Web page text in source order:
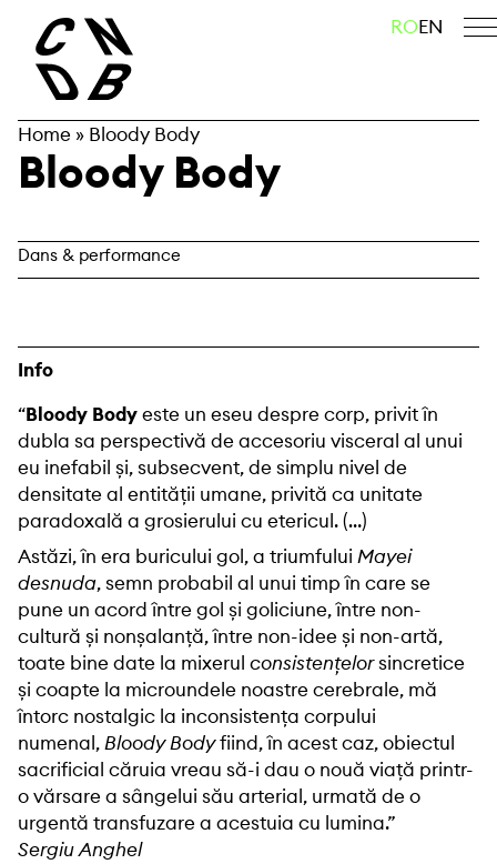
content
caută ROEN
Home » Bloody Body
Bloody Body
Dans & performance
Info
“Bloody Bodyeste un eseu despre corp, privit în
dubla sa perspectivă de accesoriu visceral al unui
eu inefabil și, subsecvent, de simplu nivel de
densitate al entității umane, privită ca unitate
paradoxală a grosierului cu etericul. (…)
Astăzi, în era buricului gol, a triumfului Mayei
desnuda, semn probabil al unui timp în care se
pune un acord între gol și goliciune, între non-
cultură și nonșalanță, între non-idee și non-artă,
toate bine date la mixerul consistențelorsincretice
și coapte la microundele noastre cerebrale, mă
întorc nostalgic la inconsistența corpului
numenal,Bloody Bodyfiind, în acest caz, obiectul
sacrificial căruia vreau să-i dau o nouă viață printr-
o vărsare a sângelui său arterial, urmată de o
urgentă transfuzare a acestuia cu lumina.”
Sergiu Anghel